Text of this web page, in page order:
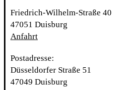
Friedrich-Wilhelm-Straße 40
47051 Duisburg
Anfahrt
Postadresse:
Düsseldorfer Straße 51
47049 Duisburg